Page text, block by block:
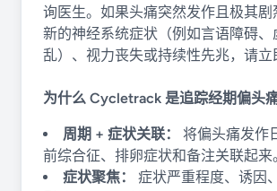
询医生。如果头痛突然发作且极其
新的神经系统症状（例如言语障碍
乱）、视力丧失或持续性先兆，请立
为什么 Cycletrack 是追踪经期偏头
周期 + 症状关联：
将偏头痛发作
前综合征、排卵症状和备注关联起来
症状聚焦：
症状严重程度、诱因